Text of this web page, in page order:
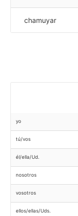
chamuyar
yo
tú/vos
él/ella/Ud.
nosotros
vosotros
ellos/ellas/Uds.